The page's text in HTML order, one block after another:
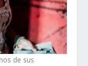
de sus